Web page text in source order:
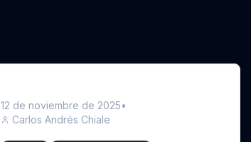
12 de noviembre de 2025•
Carlos Andrés Chiale